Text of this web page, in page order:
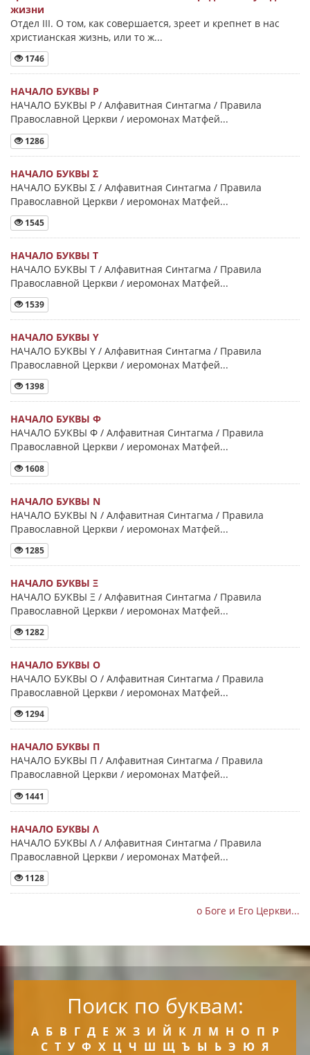
жизни
Отдел III. О том, как совершается, зреет и крепнет в нас
христианская жизнь, или то ж...
1746
НАЧАЛО БУКВЫ Ρ
НАЧАЛО БУКВЫ Ρ / Алфавитная Синтагма / Правила
Православной Церкви / иеромонах Матфей...
1286
НАЧАЛО БУКВЫ Σ
НАЧАЛО БУКВЫ Σ / Алфавитная Синтагма / Правила
Православной Церкви / иеромонах Матфей...
1545
НАЧАЛО БУКВЫ Τ
НАЧАЛО БУКВЫ Τ / Алфавитная Синтагма / Правила
Православной Церкви / иеромонах Матфей...
1539
НАЧАЛО БУКВЫ Y
НАЧАЛО БУКВЫ Y / Алфавитная Синтагма / Правила
Православной Церкви / иеромонах Матфей...
1398
НАЧАЛО БУКВЫ Φ
НАЧАЛО БУКВЫ Φ / Алфавитная Синтагма / Правила
Православной Церкви / иеромонах Матфей...
1608
НАЧАЛО БУКВЫ Ν
НАЧАЛО БУКВЫ Ν / Алфавитная Синтагма / Правила
Православной Церкви / иеромонах Матфей...
1285
НАЧАЛО БУКВЫ Ξ
НАЧАЛО БУКВЫ Ξ / Алфавитная Синтагма / Правила
Православной Церкви / иеромонах Матфей...
1282
НАЧАЛО БУКВЫ Ο
НАЧАЛО БУКВЫ Ο / Алфавитная Синтагма / Правила
Православной Церкви / иеромонах Матфей...
1294
НАЧАЛО БУКВЫ Π
НАЧАЛО БУКВЫ Π / Алфавитная Синтагма / Правила
Православной Церкви / иеромонах Матфей...
1441
НАЧАЛО БУКВЫ Λ
НАЧАЛО БУКВЫ Λ / Алфавитная Синтагма / Правила
Православной Церкви / иеромонах Матфей...
1128
о Боге и Его Церкви...
Поиск по буквам:
А Б В Г Д Е Ж З И Й К Л М Н О П Р
С Т У Ф Х Ц Ч Ш Щ Ъ Ы Ь Э Ю Я